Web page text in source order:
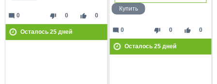
thumb_down 0 thumb_up 0
mode_comment 0
Осталось 25дней
Купить
thumb_down 0 thumb_up 0
mode_comment 0
Осталось 25дней